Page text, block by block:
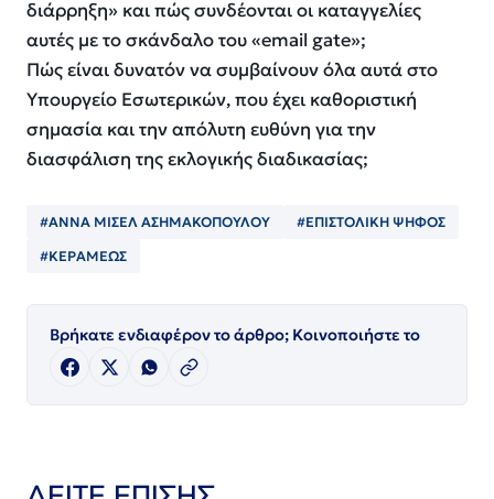
διάρρηξη» και πώς συνδέονται οι καταγγελίες
αυτές με το σκάνδαλο του «email gate»;
Πώς είναι δυνατόν να συμβαίνουν όλα αυτά στο
Υπουργείο Εσωτερικών, που έχει καθοριστική
σημασία και την απόλυτη ευθύνη για την
διασφάλιση της εκλογικής διαδικασίας;
#ΑΝΝΑ ΜΙΣΕΛ ΑΣΗΜΑΚΟΠΟΥΛΟΥ #ΕΠΙΣΤΟΛΙΚΗ ΨΗΦΟΣ
#ΚΕΡΑΜΕΩΣ
Βρήκατε ενδιαφέρον το άρθρο; Κοινοποιήστε το